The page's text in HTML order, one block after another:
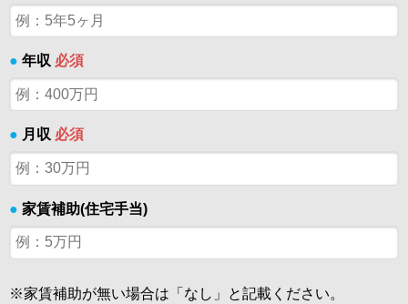
● 年収 必須
● 月収 必須
● 家賃補助(住宅手当)
※家賃補助が無い場合は「なし」と記載ください。